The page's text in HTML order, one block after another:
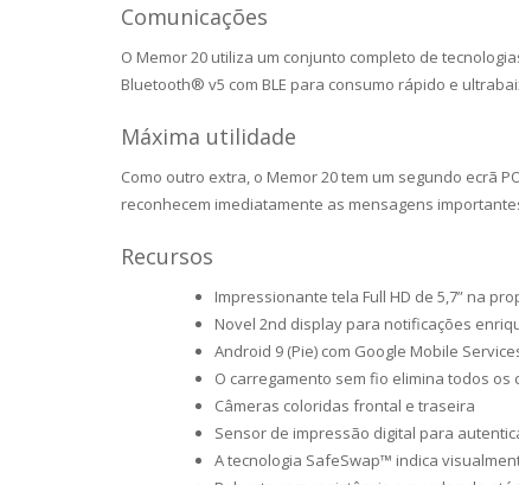
Comunicações
O Memor 20 utiliza um conjunto completo de
Bluetooth® v5 com BLE para consumo rápido e
Máxima utilidade
Como outro extra, o Memor 20 tem um segundo ecrã
reconhecem imediatamente as mensagens
Recursos
Impressionante tela Full HD de 5,7” na
Novel 2nd display para notificações
Android 9 (Pie) com Google Mobile
O carregamento sem fio elimina todos
Câmeras coloridas frontal e traseira
Sensor de impressão digital para
A tecnologia SafeSwap™ indica